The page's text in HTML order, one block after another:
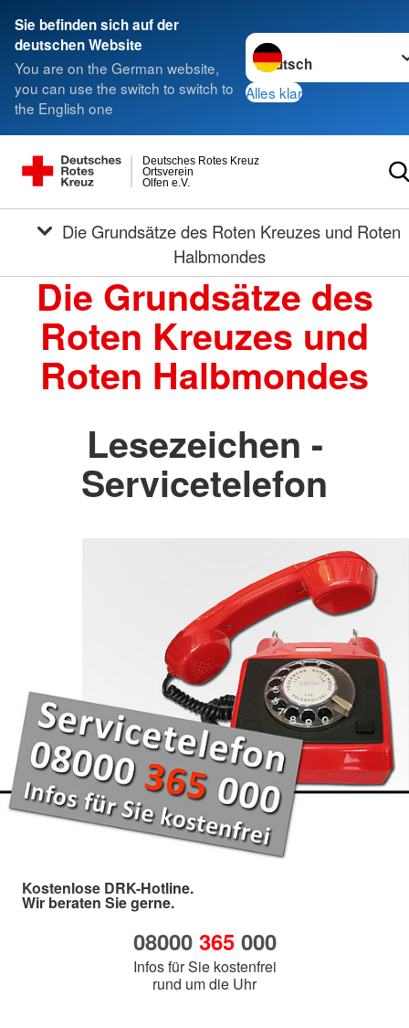
Sie befinden sich auf der
deutschen Website
You are on the German website,
you can use the switch to switch to
the English one
Sprache wechseln zu
Alles klar
Olfen e.V.
Ortsverein
Deutsches Rotes Kreuz
Halbmondes
Die Grundsätze des
Roten Kreuzes und
Roten Halbmondes
Lesezeichen -
Servicetelefon
Kostenlose DRK-Hotline.
Wir beraten Sie gerne.
08000 365000
Infos für Sie kostenfrei
rund um die Uhr